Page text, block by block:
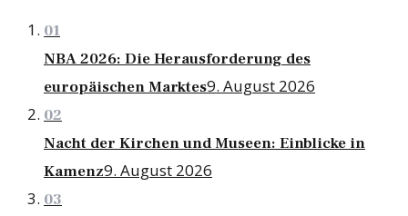
01
NBA 2026: Die Herausforderung des
europäischen Marktes9. August 2026
02
Nacht der Kirchen und Museen: Einblicke in
Kamenz9. August 2026
03